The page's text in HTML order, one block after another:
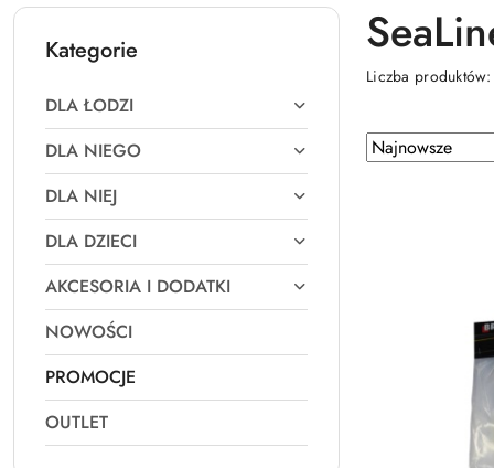
Kategorie
DLA ŁODZI
DLA NIEGO
DLA NIEJ
DLA DZIECI
AKCESORIA I DODATKI
NOWOŚCI
PROMOCJE
OUTLET
Liczba
Zastosowano
sortowanie:
Sortuj
według